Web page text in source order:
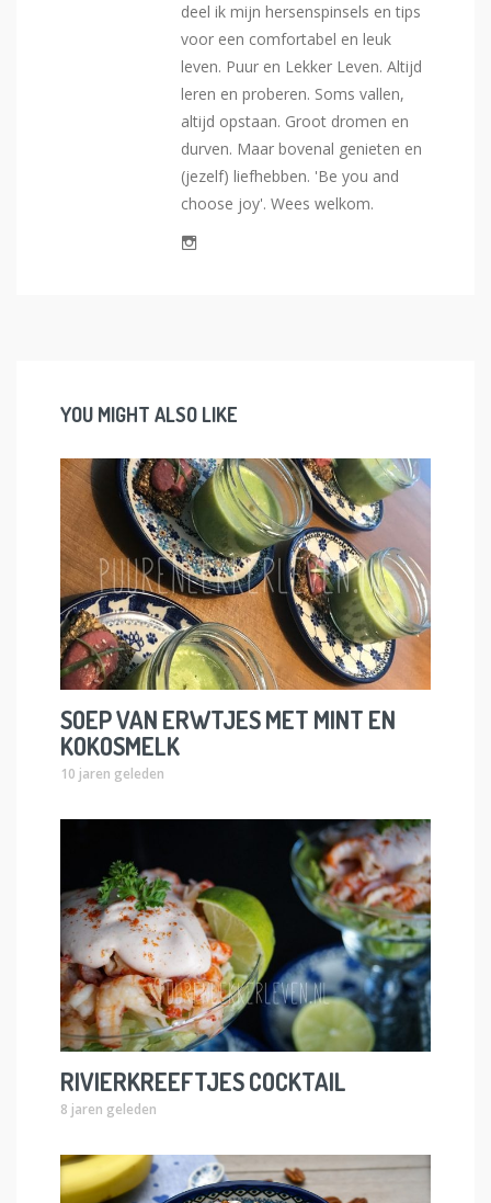
deel ik mijn hersenspinsels en tips
voor een comfortabel en leuk
leven. Puur en Lekker Leven. Altijd
leren en proberen. Soms vallen,
altijd opstaan. Groot dromen en
durven. Maar bovenal genieten en
(jezelf) liefhebben. 'Be you and
choose joy'. Wees welkom.
YOU MIGHT ALSO LIKE
SOEP VAN ERWTJES MET MINT EN
KOKOSMELK
10 jaren geleden
RIVIERKREEFTJES COCKTAIL
8 jaren geleden